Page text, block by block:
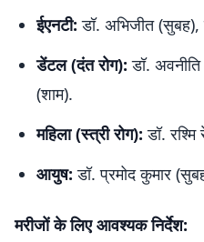
ईएनटी: डॉ. अभिजीत
डेंटल (दंत रोग): डॉ.
(शाम).
महिला (स्त्री रोग): डॉ.
आयुष: डॉ. प्रमोद कुमार
मरीजों के लिए आवश्यक निर्देश: